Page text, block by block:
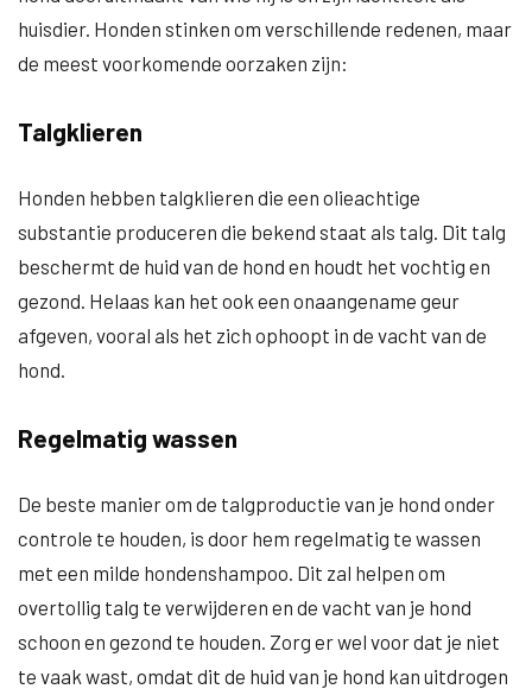
huisdier. Honden stinken om verschillende redenen, maar
de meest voorkomende oorzaken zijn:
Talgklieren
Honden hebben talgklieren die een olieachtige
substantie produceren die bekend staat als talg. Dit talg
beschermt de huid van de hond en houdt het vochtig en
gezond. Helaas kan het ook een onaangename geur
afgeven, vooral als het zich ophoopt in de vacht van de
hond.
Regelmatig wassen
De beste manier om de talgproductie van je hond onder
controle te houden, is door hem regelmatig te wassen
met een milde hondenshampoo. Dit zal helpen om
overtollig talg te verwijderen en de vacht van je hond
schoon en gezond te houden. Zorg er wel voor dat je niet
te vaak wast, omdat dit de huid van je hond kan uitdrogen